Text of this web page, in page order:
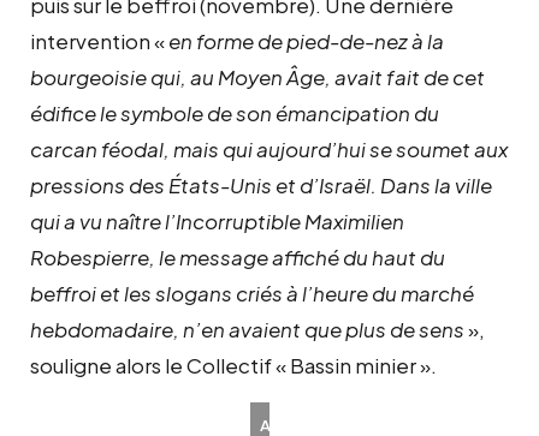
intervention «en forme de pied-de-nez à la
bourgeoisie qui, au Moyen Âge, avait fait de cet
édifice le symbole de son émancipation du
carcan féodal, mais qui aujourd’hui se soumet aux
pressions des États-Unis et d’Israël. Dans la ville
qui a vu naître l’Incorruptible Maximilien
Robespierre, le message affiché du haut du
beffroi et les slogans criés à l’heure du marché
hebdomadaire, n’en avaient que plus de sens»,
souligne alors le Collectif « Bassin minier ».
Au